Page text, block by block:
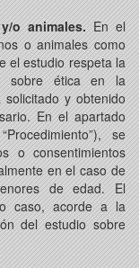
o animales.En el
o animales como
el estudio respeta la
sobre ética en la
y obtenido
En el apartado
se
o consentimientos
en el caso de
de edad. El
caso, acorde a la
del estudio sobre